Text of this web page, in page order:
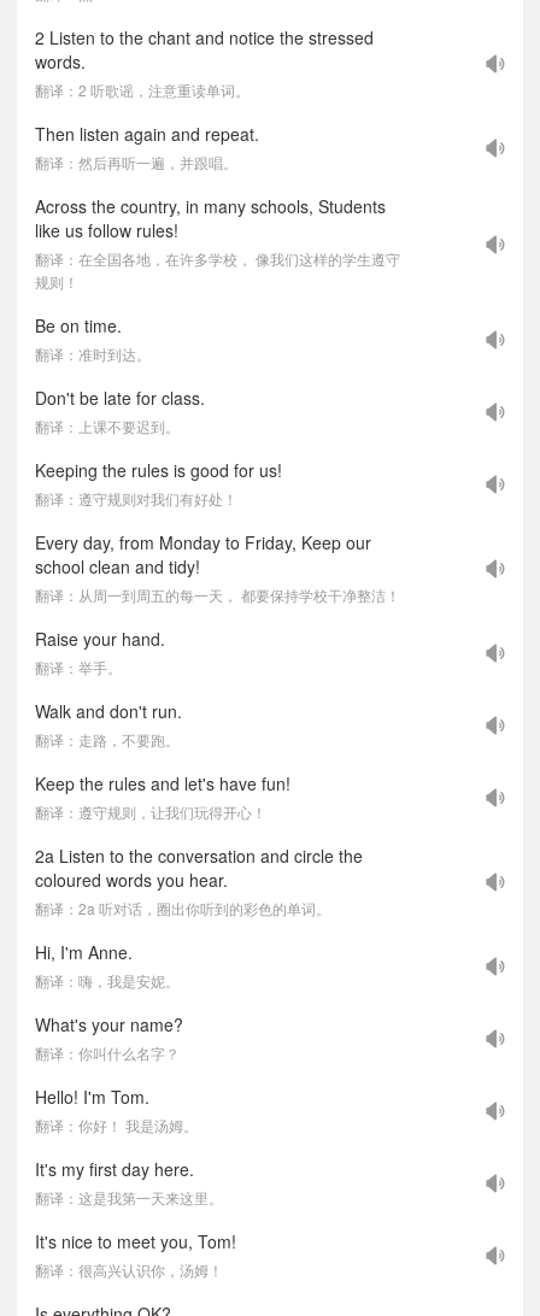
2 Listen to the chant and notice the stressed
words.
翻译：2 听歌谣，注意重读单词。
Then listen again and repeat.
翻译：然后再听一遍，并跟唱。
Across the country, in many schools, Students
like us follow rules!
翻译：在全国各地，在许多学校， 像我们这样的学生遵守
规则！
Be on time.
翻译：准时到达。
Don't be late for class.
翻译：上课不要迟到。
Keeping the rules is good for us!
翻译：遵守规则对我们有好处！
Every day, from Monday to Friday, Keep our
school clean and tidy!
翻译：从周一到周五的每一天， 都要保持学校干净整洁！
Raise your hand.
翻译：举手。
Walk and don't run.
翻译：走路，不要跑。
Keep the rules and let's have fun!
翻译：遵守规则，让我们玩得开心！
2a Listen to the conversation and circle the
coloured words you hear.
翻译：2a 听对话，圈出你听到的彩色的单词。
Hi, I'm Anne.
翻译：嗨，我是安妮。
What's your name?
翻译：你叫什么名字？
Hello! I'm Tom.
翻译：你好！ 我是汤姆。
It's my first day here.
翻译：这是我第一天来这里。
It's nice to meet you, Tom!
翻译：很高兴认识你，汤姆！